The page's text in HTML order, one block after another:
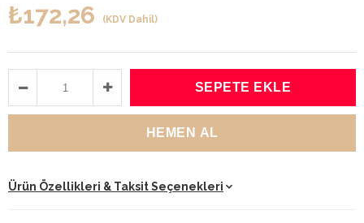
₺172,26 (KDV Dahil)
Ürün Özellikleri & Taksit Seçenekleri